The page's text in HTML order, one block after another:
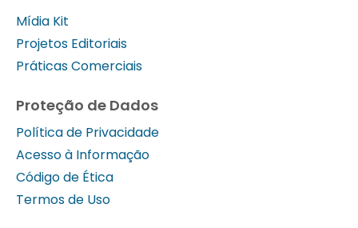
Mídia Kit
Projetos Editoriais
Práticas Comerciais
Proteção de Dados
Política de Privacidade
Acesso à Informação
Código de Ética
Termos de Uso